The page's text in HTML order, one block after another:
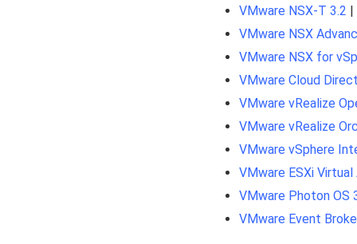
VMware NSX-T 3.2
VMware NSX
VMware NSX for
VMware Cloud
VMware vRealize
VMware vRealize
VMware vSphere
VMware ESXi
VMware Photon OS
VMware Event